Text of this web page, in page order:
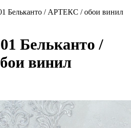
Бельканто / АРТЕКС / обои винил
Бельканто /
винил